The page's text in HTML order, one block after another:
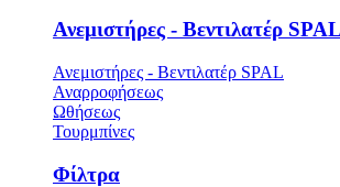
Ανεμιστήρες - Βεντιλατέρ SPAL
Ανεμιστήρες - Βεντιλατέρ SPAL
Αναρροφήσεως
Ωθήσεως
Τουρμπίνες
Φίλτρα